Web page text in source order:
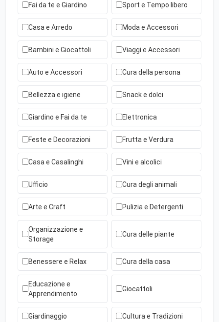
Fai da te e Giardino Sport e Tempo libero
Casa e Arredo Moda e Accessori
Bambini e Giocattoli Viaggi e Accessori
Auto e Accessori Cura della persona
Bellezza e igiene Snack e dolci
Giardino e Fai da te Elettronica
Feste e Decorazioni Frutta e Verdura
Casa e Casalinghi Vini e alcolici
Ufficio Cura degli animali
Arte e Craft Pulizia e Detergenti
Organizzazione e
Storage
Cura delle piante
Benessere e Relax Cura della casa
Educazione e
Apprendimento
Giocattoli
Giardinaggio Cultura e Tradizioni